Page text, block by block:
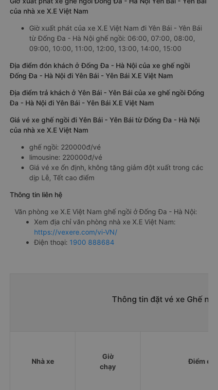
của nhà xe X.E Việt Nam
Giờ xuất phát của xe X.E Việt Nam đi Yên Bái - Yên Bái
từ Đống Đa - Hà Nội ghế ngồi: 06:00, 07:00, 08:00,
09:00, 10:00, 11:00, 12:00, 13:00, 14:00, 15:00
Địa điểm đón khách ở Đống Đa - Hà Nội của xe ghế ngồi
Đống Đa - Hà Nội đi Yên Bái - Yên Bái X.E Việt Nam
Địa điểm trả khách ở Yên Bái - Yên Bái của xe ghế ngồi Đống
Đa - Hà Nội đi Yên Bái - Yên Bái X.E Việt Nam
Giá vé xe ghế ngồi đi Yên Bái - Yên Bái từ Đống Đa - Hà Nội
của nhà xe X.E Việt Nam
ghế ngồi: 220000đ/vé
limousine: 220000đ/vé
Giá vé xe ổn định, không tăng giảm đột xuất trong các
dịp Lễ, Tết cao điểm
Thông tin liên hệ
Văn phòng xe X.E Việt Nam ghế ngồi ở Đống Đa - Hà Nội:
Xem địa chỉ văn phòng nhà xe X.E Việt Nam:
https://vexere.com/vi-VN/
Điện thoại: 1900 888684
Thông tin đặt vé xe Ghế
Nhà xe
Giờ
chạy
Điểm đi